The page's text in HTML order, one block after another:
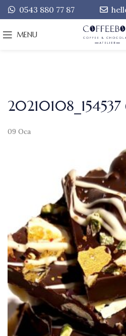
0543 880 77 87
MENU
20210108_154537
09 Oca